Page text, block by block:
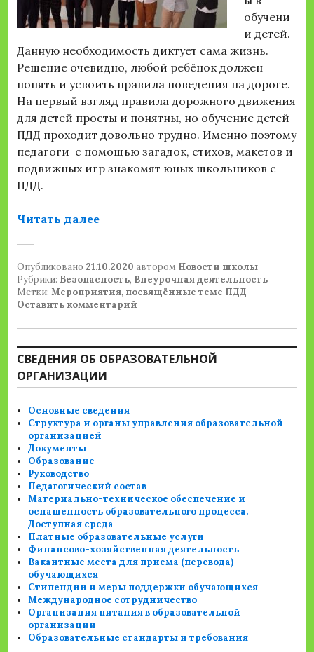
обучени
и детей.
Данную необходимость диктует сама жизнь.
Решение очевидно, любой ребёнок должен
понять и усвоить правила поведения на дороге.
На первый взгляд правила дорожного движения
для детей просты и понятны, но обучение детей
ПДД проходит довольно трудно. Именно поэтому
педагоги с помощью загадок, стихов, макетов и
подвижных игр знакомят юных школьников с
ПДД.
Читать далее«Мероприятия, посвящённые
Опубликовано 21.10.2020 автором Новости школы
Рубрики: Безопасность, Внеурочная деятельность
Метки: Мероприятия, посвящённые теме ПДД
Оставить комментарий
СВЕДЕНИЯ ОБ ОБРАЗОВАТЕЛЬНОЙ
ОРГАНИЗАЦИИ
Основные сведения
Структура и органы управления образовательной
организацией
Документы
Образование
Руководство
Педагогический состав
Материально-техническое обеспечение и
оснащенность образовательного процесса.
Доступная среда
Платные образовательные услуги
Финансово-хозяйственная деятельность
Вакантные места для приема (перевода)
обучающихся
Стипендии и меры поддержки обучающихся
Международное сотрудничество
Организация питания в образовательной
организации
Образовательные стандарты и требования